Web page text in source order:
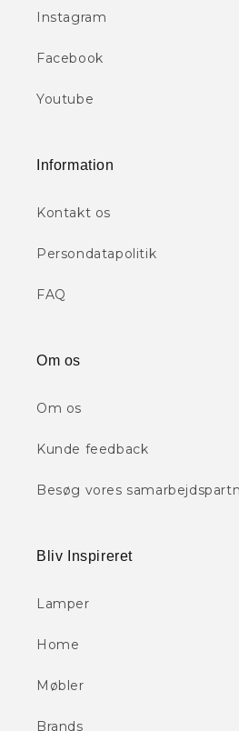
Instagram
Facebook
Youtube
Information
Kontakt os
Persondatapolitik
FAQ
Om os
Om os
Kunde feedback
Besøg vores
Bliv Inspireret
Lamper
Home
Møbler
Brands